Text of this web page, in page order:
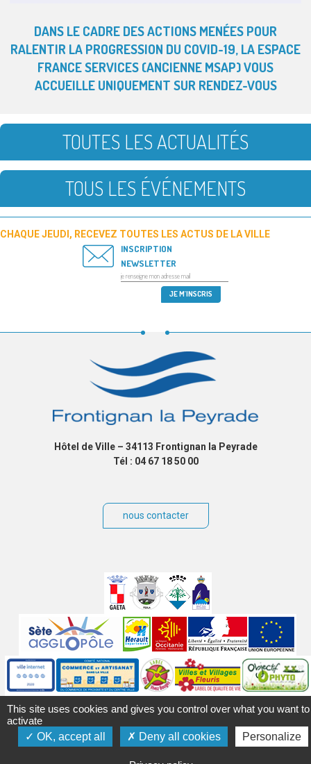
DANS LE CADRE DES ACTIONS MENÉES POUR
RALENTIR LA PROGRESSION DU COVID-19, LA ESPACE
FRANCE SERVICES (ANCIENNE MSAP) VOUS
ACCUEILLE UNIQUEMENT SUR RENDEZ-VOUS
TOUTES LES ACTUALITÉS
TOUS LES ÉVÉNEMENTS
CHAQUE JEUDI, RECEVEZ TOUTES LES ACTUS DE LA VILLE
INSCRIPTION
NEWSLETTER
Hôtel de Ville – 34113 Frontignan la Peyrade
Tél : 04 67 18 50 00
nous contacter
partenaires
Labels
Autres
This site uses cookies and gives you control over what you want to
activate
OK, accept all
Deny all cookies Personalize